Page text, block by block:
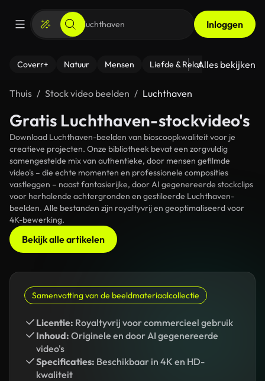
Inloggen
Coverr+ Natuur Mensen Liefde & Relaties - Fitness
Alles bekijken
Thuis Stock video beelden Luchthaven
Gratis Luchthaven-stockvideo's
Download Luchthaven-beelden van bioscoopkwaliteit voor je
creatieve projecten. Onze bibliotheek bevat een zorgvuldig
samengestelde mix van authentieke, door mensen gefilmde
video's – die echte momenten en professionele composities
vastleggen – naast fantasierijke, door AI gegenereerde stockclips
voor herhalende achtergronden en gestileerde Luchthaven-
beelden. Alle bestanden zijn royaltyvrij en geoptimaliseerd voor
4K-bewerking.
Bekijk alle artikelen
Samenvatting van de beeldmateriaalcollectie
Licentie: Royaltyvrij voor commercieel gebruik
Inhoud: Originele en door AI gegenereerde
video's
Specificaties: Beschikbaar in 4K en HD-
kwaliteit